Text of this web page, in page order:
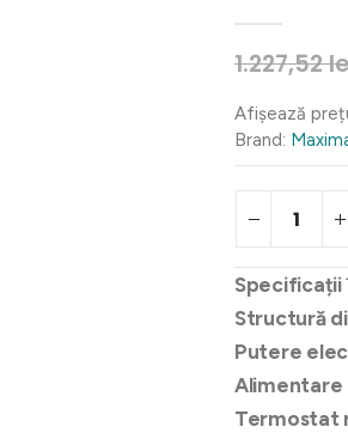
1.227,52
Afișează
Brand:
Specificații
Structură
Putere
Alimentare
Termostat